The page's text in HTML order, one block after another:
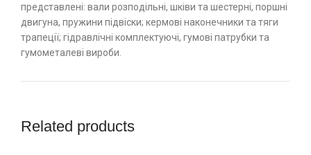
представлені: вали розподільні, шківи та шестерні, поршні
двигуна, пружини підвіски; кермові наконечники та тяги
трапеції; гідравлічні комплектуючі, гумові патрубки та
гумометалеві вироби.
Related products